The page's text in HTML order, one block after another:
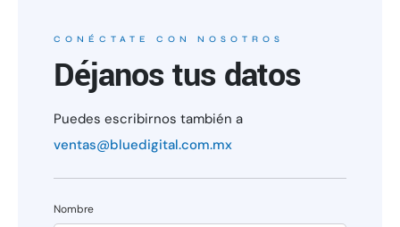
CONÉCTATE CON NOSOTROS
Déjanos tus datos
Puedes escribirnos también a
ventas@bluedigital.com.mx
Nombre